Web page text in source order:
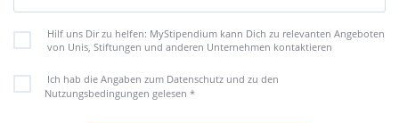
Hilf uns Dir zu helfen: MyStipendium kann Dich zu relevanten Angeboten
von Unis, Stiftungen und anderen Unternehmen kontaktieren
Ich hab die Angaben zum Datenschutz und zu den
Nutzungsbedingungen gelesen *